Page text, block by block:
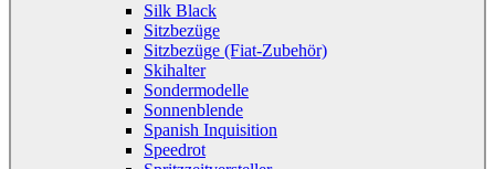
Silk Black
Sitzbezüge
Sitzbezüge (Fiat-Zubehör)
Skihalter
Sondermodelle
Sonnenblende
Spanish Inquisition
Speedrot